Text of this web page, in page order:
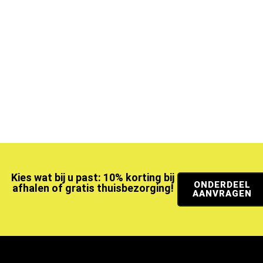
Kies wat bij u past: 10% korting bij
afhalen of gratis thuisbezorging!
ONDERDEEL
AANVRAGEN